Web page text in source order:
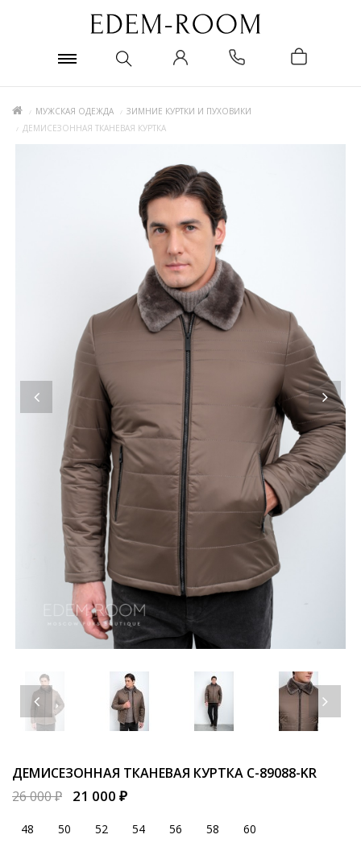
МУЖСКАЯ ОДЕЖДА
ЗИМНИЕ КУРТКИ И ПУХОВИКИ
ДЕМИСЕЗОННАЯ ТКАНЕВАЯ КУРТКА
ДЕМИСЕЗОННАЯ ТКАНЕВАЯ КУРТКА C-89088-KR
26 000 ₽
21 000 ₽
48 50 52 54 56 58 60